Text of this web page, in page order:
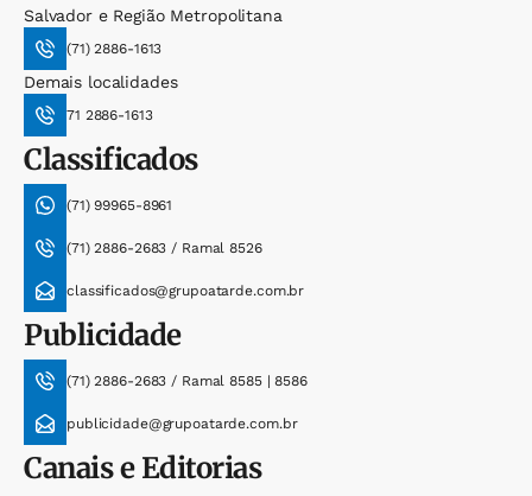
Salvador e Região Metropolitana
(71) 2886-1613
Demais localidades
71 2886-1613
Classificados
(71) 99965-8961
(71) 2886-2683 / Ramal 8526
classificados@grupoatarde.com.br
Publicidade
(71) 2886-2683 / Ramal 8585 | 8586
publicidade@grupoatarde.com.br
Canais e Editorias